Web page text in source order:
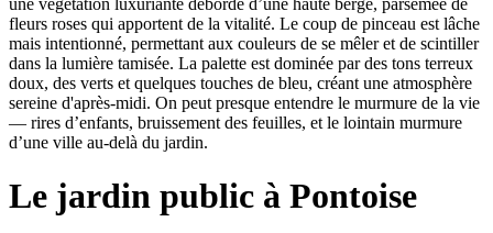
fleurs roses qui apportent de la vitalité. Le coup de pinceau est lâche
mais intentionné, permettant aux couleurs de se mêler et de scintiller
dans la lumière tamisée. La palette est dominée par des tons terreux
doux, des verts et quelques touches de bleu, créant une atmosphère
sereine d'après-midi. On peut presque entendre le murmure de la vie
— rires d’enfants, bruissement des feuilles, et le lointain murmure
d’une ville au-delà du jardin.
Le jardin public à Pontoise